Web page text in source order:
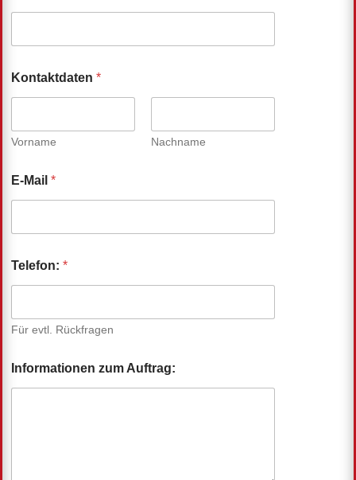
Kontaktdaten *
Vorname Nachname
E-Mail *
Telefon: *
Für evtl. Rückfragen
Informationen zum Auftrag: